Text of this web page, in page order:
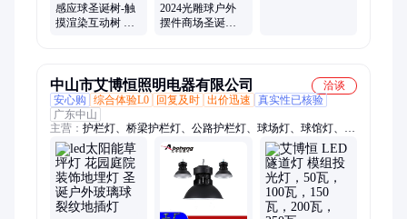
感应球圣诞树-触
摸渲染互动树 景
2024光雕球户外
摆件商场圣诞装
中山市艾博恒照明电器有限公司
洽谈
安心购
综合体验L0 回复及时 出价迅速
真实性已核验
广东中山
主营： 护栏灯、桥梁护栏灯、公路护栏灯、球场灯、球馆灯、球
场投光灯、低空照明灯、水底灯、不锈钢水底灯、点光源、像素
灯、点光源定制、洗墙灯、线条灯、大功率投光灯、隧道灯、隧
道照明灯、512线条灯、模组路灯头、太阳能路灯、瓦楞灯、瓦
片灯